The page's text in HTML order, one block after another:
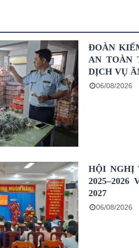
ĐOÀN
AN TOÀN
DỊCH VỤ
06/08/2026
HỘI NGHỊ
2027
06/08/2026